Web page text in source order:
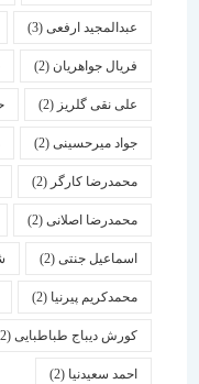
عبدالمجید ارفعی(3)
فریال جواهریان(2) حسین
علی نقی گلریز(2) حسن
جواد میرحسینی(2) مسعود
محمدرضا کارگر(2)
محمدرضا اصلانی(2) جواد
اسماعیل جنتی(2) شهریار
محمدکریم پیرنیا (2)
کورش دیباج طباطبایی(2)
احمد سعیدنیا (2)